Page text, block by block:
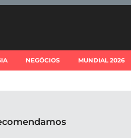
NEGÓCIOS MUNDIAL 2026